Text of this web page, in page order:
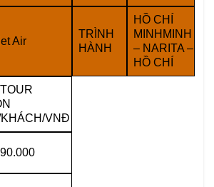
Air
TRÌNH
HÀNH
HỒ CHÍ
MINHMINH
– NARITA –
HỒ CHÍ
KHÁCH/VNĐ